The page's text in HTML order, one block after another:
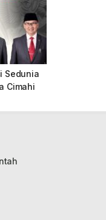
Sedunia
Cimahi